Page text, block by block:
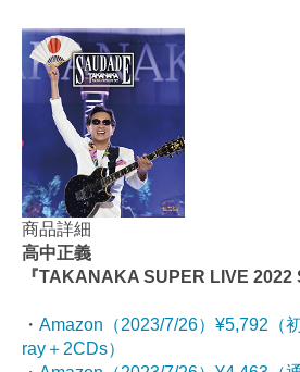
商品詳細
高中正義
『TAKANAKA SUPER LIVE 2022
・ Amazon（2023/7/26）¥5,792（
ray＋2CDs）